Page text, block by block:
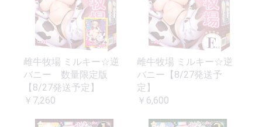
雌牛牧場 ミルキー☆逆
バニー 数量限定版
【8/27発送予定】
￥7,260
雌牛牧場 ミルキー☆逆
バニー【8/27発送予
定】
￥6,600